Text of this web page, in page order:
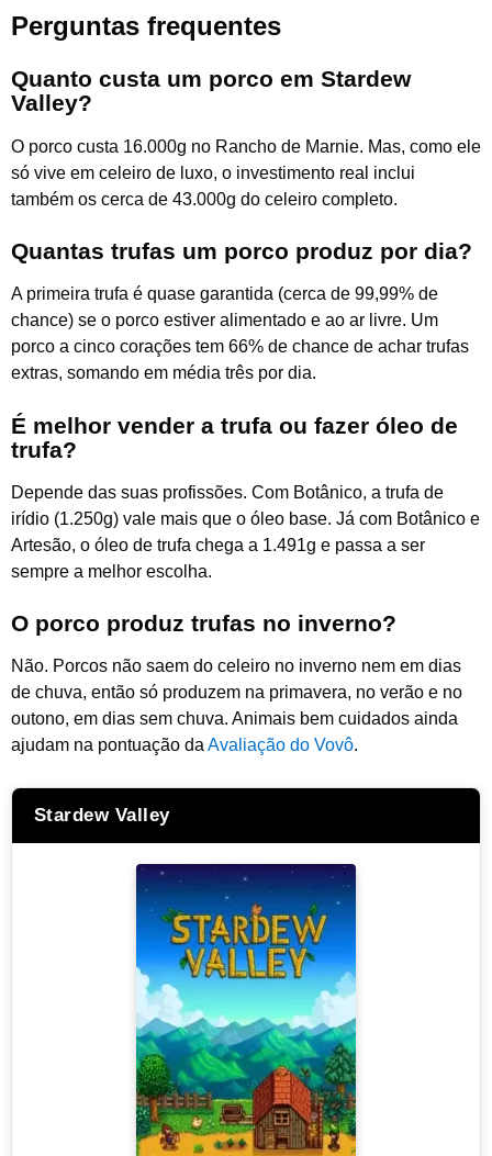
Perguntas frequentes
Quanto custa um porco em Stardew
Valley?
O porco custa 16.000g no Rancho de Marnie. Mas, como ele
só vive em celeiro de luxo, o investimento real inclui
também os cerca de 43.000g do celeiro completo.
Quantas trufas um porco produz por dia?
A primeira trufa é quase garantida (cerca de 99,99% de
chance) se o porco estiver alimentado e ao ar livre. Um
porco a cinco corações tem 66% de chance de achar trufas
extras, somando em média três por dia.
É melhor vender a trufa ou fazer óleo de
trufa?
Depende das suas profissões. Com Botânico, a trufa de
irídio (1.250g) vale mais que o óleo base. Já com Botânico e
Artesão, o óleo de trufa chega a 1.491g e passa a ser
sempre a melhor escolha.
O porco produz trufas no inverno?
Não. Porcos não saem do celeiro no inverno nem em dias
de chuva, então só produzem na primavera, no verão e no
outono, em dias sem chuva. Animais bem cuidados ainda
ajudam na pontuação daAvaliação do Vovô.
Stardew Valley